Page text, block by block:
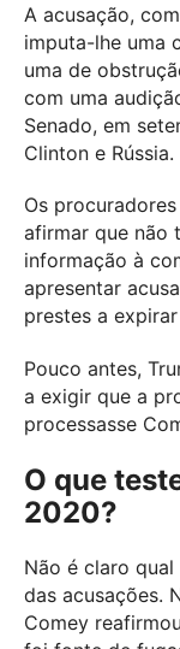
A acusação,
imputa-lhe uma
uma de
com uma
Senado, em
Clinton e Rússia.
Os
afirmar que não
informação à
apresentar
prestes a
Pouco antes,
a exigir que a
processasse
O que
2020?
Não é claro
das acusações.
Comey